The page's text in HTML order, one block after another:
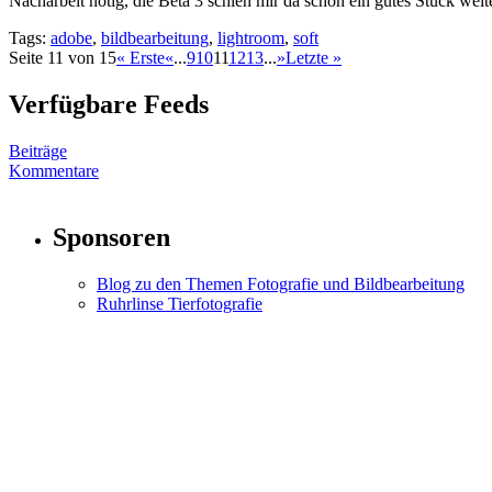
Tags: adobe, bildbearbeitung, lightroom, soft
Seite 11 von 15« Erste«...910111213...»Letzte »
Verfügbare Feeds
Beiträge
Kommentare
Sponsoren
Blog zu den Themen Fotografie und Bildbearbeitung
Ruhrlinse Tierfotografie